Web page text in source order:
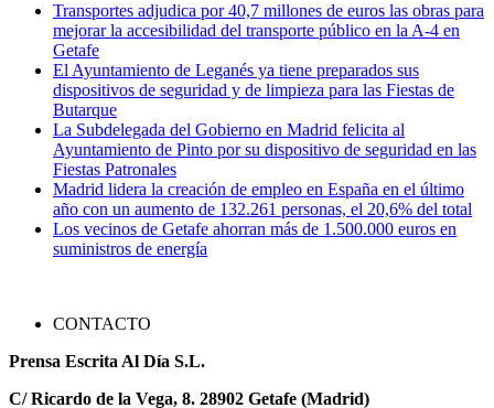
Transportes adjudica por 40,7 millones de euros las obras para
mejorar la accesibilidad del transporte público en la A-4 en
Getafe
El Ayuntamiento de Leganés ya tiene preparados sus
dispositivos de seguridad y de limpieza para las Fiestas de
Butarque
La Subdelegada del Gobierno en Madrid felicita al
Ayuntamiento de Pinto por su dispositivo de seguridad en las
Fiestas Patronales
Madrid lidera la creación de empleo en España en el último
año con un aumento de 132.261 personas, el 20,6% del total
Los vecinos de Getafe ahorran más de 1.500.000 euros en
suministros de energía
CONTACTO
Prensa Escrita Al Día S.L.
C/ Ricardo de la Vega, 8. 28902 Getafe (Madrid)